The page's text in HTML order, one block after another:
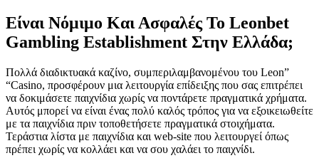
Είναι Νόμιμο Και Ασφαλές Το Leonbet
Gambling Establishment Στην Ελλάδα;
Πολλά διαδικτυακά καζίνο, συμπεριλαμβανομένου του Leon”
“Casino, προσφέρουν μια λειτουργία επίδειξης που σας επιτρέπει
να δοκιμάσετε παιχνίδια χωρίς να ποντάρετε πραγματικά χρήματα.
Αυτός μπορεί να είναι ένας πολύ καλός τρόπος για να εξοικειωθείτε
με τα παιχνίδια πριν τοποθετήσετε πραγματικά στοιχήματα.
Τεράστια λίστα με παιχνίδια και web-site που λειτουργεί όπως
πρέπει χωρίς να κολλάει και να σου χαλάει το παιχνίδι.